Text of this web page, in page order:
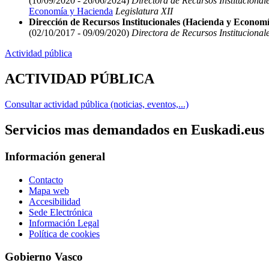
Economía y Hacienda Legislatura XII
Dirección de Recursos Institucionales (Hacienda y
(02/10/2017 - 09/09/2020) Directora de Recursos
Actividad pública
ACTIVIDAD PÚBLICA
Consultar actividad pública (noticias, eventos,...)
Servicios mas demandados en Euskadi.eus
Información general
Contacto
Mapa web
Accesibilidad
Sede Electrónica
Información Legal
Política de cookies
Gobierno Vasco